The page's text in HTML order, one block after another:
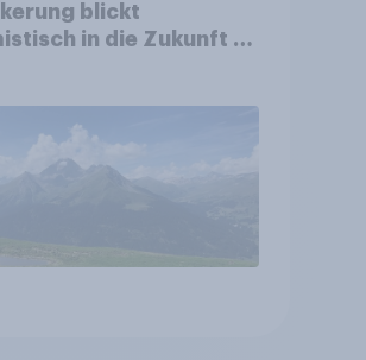
blickt
in die Zukunft –